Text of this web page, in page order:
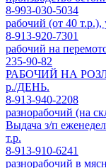
8-993-030-5034
рабочий (от 40
8-913-920-7301
рабочий на
235-90-82
РАБОЧИЙ НА
р./ДЕНЬ.
8-913-940-2208
разнорабочий (на
Выдача з/п
т.р.
8-913-910-6241
разнорабочий в